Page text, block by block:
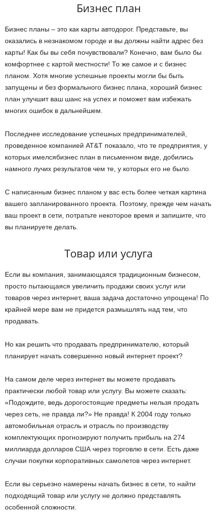
Бизнес план
Бизнес планы – это как карты автодорог. Представьте, вы
оказались в незнакомом городе и вы должны найти адрес без
карты! Как бы вы себя почувствовали? Конечно, вам было бы
комфортнее с картой местности! То же самое и с бизнес
планом. Хотя многие успешные проекты могли бы быть
запущены и без формального бизнес плана, хороший бизнес
план улучшит ваш шанс на успех и поможет вам избежать
многих ошибок в дальнейшем.
Последнее исследование успешных предпринимателей,
проведенное компанией AT&T показало, что те предприятия, у
которых имелсябизнес план в письменном виде, добились
намного лучих результатов чем те, у которых его не было.
С написанным бизнес планом у вас есть более четкая картина
вашего запланированного проекта. Поэтому, прежде чем начать
ваш проект в сети, потратьте некоторое время и запишите, что
вы планируете делать.
Товар или услуга
Если вы компания, занимающаяся традиционным бизнесом,
просто пытающаяся увеличить продажи своих услуг или
товаров через интернет, ваша задача достаточно упрощена! По
крайней мере вам не придется размышлять над тем, что
продавать.
Но как решить что продавать предпринимателю, который
планирует начать совершенно новый интернет проект?
На самом деле через интернет вы можете продавать
практически любой товар или услугу. Вы можете сказать:
«Подождите, ведь дорогостоящие предметы нельзя продать
через сеть, не правда ли?» Не правда! К 2004 году только
автомобильная отрасль и отрасль по производству
комплектующих прогнозируют получить прибыль на 274
миллиарда долларов США через торговлю в сети. Есть даже
случаи покупки корпоративных самолетов через интернет.
Если вы серьезно намерены начать бизнес в сети, то найти
подходящий товар или услугу не должно представлять
особенной сложности.